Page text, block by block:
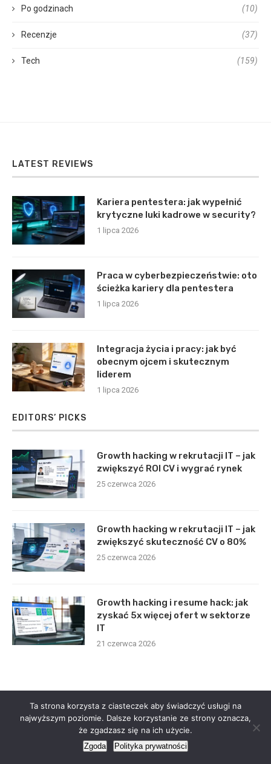
Po godzinach (10)
Recenzje (37)
Tech (159)
LATEST REVIEWS
Kariera pentestera: jak wypełnić
krytyczne luki kadrowe w security?
1 lipca 2026
Praca w cyberbezpieczeństwie: oto
ścieżka kariery dla pentestera
1 lipca 2026
Integracja życia i pracy: jak być
obecnym ojcem i skutecznym
liderem
1 lipca 2026
EDITORS’ PICKS
Growth hacking w rekrutacji IT – jak
zwiększyć ROI CV i wygrać rynek
25 czerwca 2026
Growth hacking w rekrutacji IT – jak
zwiększyć skuteczność CV o 80%
25 czerwca 2026
Growth hacking i resume hack: jak
zyskać 5x więcej ofert w sektorze
IT
21 czerwca 2026
Ta strona korzysta z ciasteczek aby świadczyć usługi na
najwyższym poziomie. Dalsze korzystanie ze strony oznacza,
że zgadzasz się na ich użycie.
Zgoda Polityka prywatności